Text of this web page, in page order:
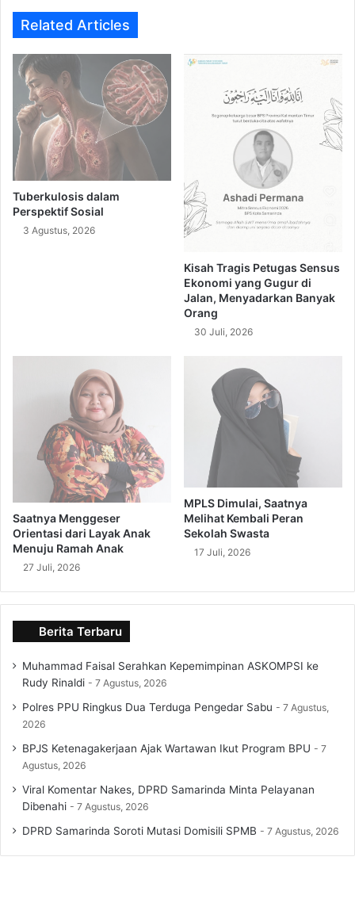
Related Articles
Tuberkulosis dalam
Perspektif Sosial
3 Agustus, 2026
Kisah Tragis Petugas Sensus
Ekonomi yang Gugur di
Jalan, Menyadarkan Banyak
Orang
30 Juli, 2026
Saatnya Menggeser
Orientasi dari Layak Anak
Menuju Ramah Anak
27 Juli, 2026
MPLS Dimulai, Saatnya
Melihat Kembali Peran
Sekolah Swasta
17 Juli, 2026
Berita Terbaru
Muhammad Faisal Serahkan Kepemimpinan ASKOMPSI ke
Rudy Rinaldi
7 Agustus, 2026
Polres PPU Ringkus Dua Terduga Pengedar Sabu
7 Agustus,
2026
BPJS Ketenagakerjaan Ajak Wartawan Ikut Program BPU
7
Agustus, 2026
Viral Komentar Nakes, DPRD Samarinda Minta Pelayanan
Dibenahi
7 Agustus, 2026
DPRD Samarinda Soroti Mutasi Domisili SPMB 7 Agustus, 2026